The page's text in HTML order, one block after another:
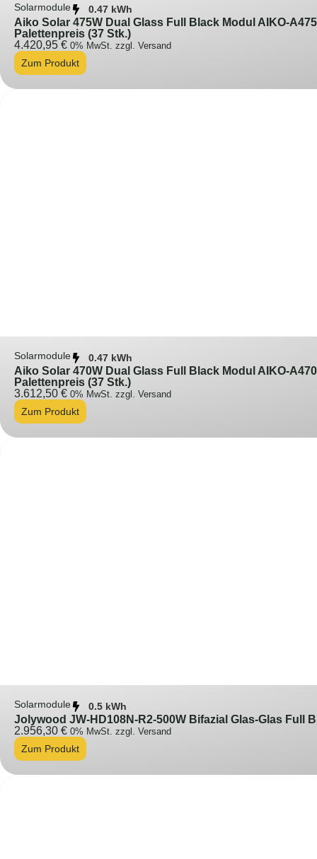
Solarmodule 0.47 kWh
Aiko Solar 475W Dual Glass Full Black Modul AIKO-
Palettenpreis (37 Stk.)
4.420,95 € 0% MwSt. zzgl. Versand
Zum Produkt
Solarmodule 0.47 kWh
Aiko Solar 470W Dual Glass Full Black Modul AIKO-
Palettenpreis (37 Stk.)
3.612,50 € 0% MwSt. zzgl. Versand
Zum Produkt
Solarmodule 0.5 kWh
Jolywood JW-HD108N-R2-500W Bifazial Glas-Glas Full
2.956,30 € 0% MwSt. zzgl. Versand
Zum Produkt